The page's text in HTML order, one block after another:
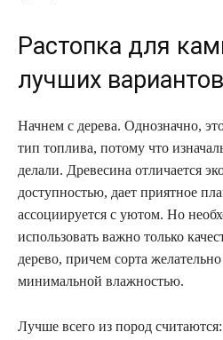
Растопка для
лучших вариантов
Начнем с дерева. Однозначно,
тип топлива, потому что
делали. Древесина отличается
доступностью, дает приятное
ассоциируется с уютом. Но
использовать важно только
дерево, причем сорта
минимальной влажностью.
Лучше всего из пород